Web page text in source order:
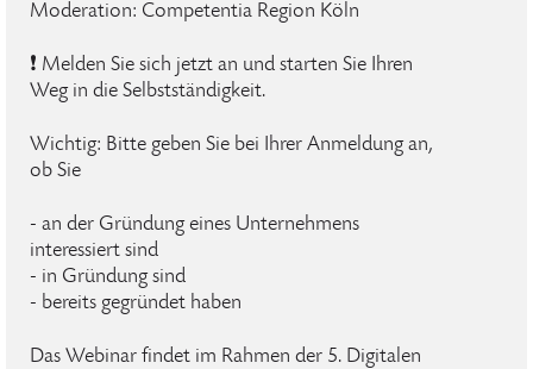
Moderation: Competentia Region Köln
❗ Melden Sie sich jetzt an und starten Sie Ihren
Weg in die Selbstständigkeit.
Wichtig: Bitte geben Sie bei Ihrer Anmeldung an,
ob Sie
- an der Gründung eines Unternehmens
interessiert sind
- in Gründung sind
- bereits gegründet haben
Das Webinar findet im Rahmen der 5. Digitalen